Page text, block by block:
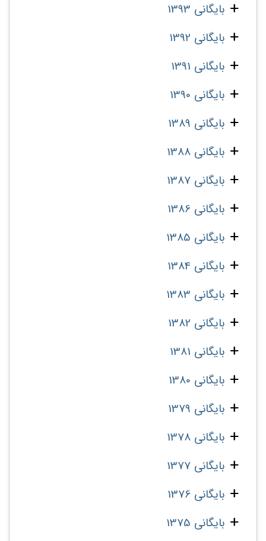
بایگانی 1393
بایگانی 1392
بایگانی 1391
بایگانی 1390
بایگانی 1389
بایگانی 1388
بایگانی 1387
بایگانی 1386
بایگانی 1385
بایگانی 1384
بایگانی 1383
بایگانی 1382
بایگانی 1381
بایگانی 1380
بایگانی 1379
بایگانی 1378
بایگانی 1377
بایگانی 1376
بایگانی 1375